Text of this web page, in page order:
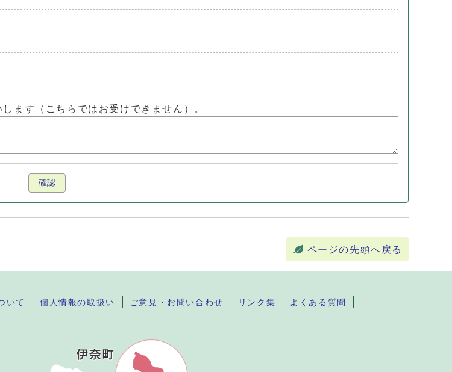
ます（こちらではお受けできません）。
確認
ページの先頭へ戻る
いて 個人情報の取扱い ご意見・お問い合わせ リンク集 よくある質問